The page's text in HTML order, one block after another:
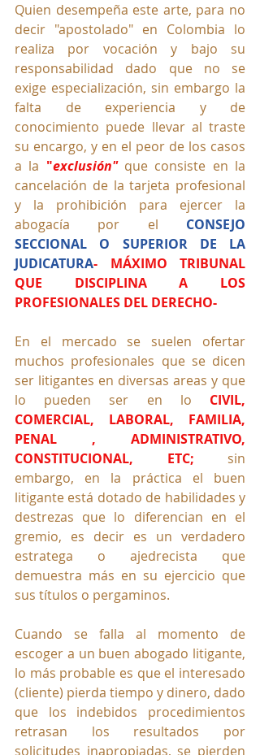
Quien desempeña este arte, para no
decir "apostolado" en Colombia lo
realiza por vocación y bajo su
responsabilidad dado que no se
exige especialización, sin embargo la
falta de experiencia y de
conocimiento puede llevar al traste
su encargo, y en el peor de los casos
a la "exclusión" que consiste en la
cancelación de la tarjeta profesional
y la prohibición para ejercer la
abogacía por el
CONSEJO
SECCIONAL O SUPERIOR DE LA
JUDICATURA- MÁXIMO TRIBUNAL
QUE DISCIPLINA A LOS
PROFESIONALES DEL DERECHO-
En el mercado se suelen ofertar
muchos profesionales que se dicen
ser litigantes en diversas areas y que
lo pueden ser en lo
CIVIL,
COMERCIAL, LABORAL, FAMILIA,
PENAL , ADMINISTRATIVO,
CONSTITUCIONAL, ETC; sin
embargo, en la práctica el buen
litigante está dotado de habilidades y
destrezas que lo diferencian en el
gremio, es decir es un verdadero
estratega o ajedrecista que
demuestra más en su ejercicio que
sus títulos o pergaminos.
Cuando se falla al momento de
escoger a un buen abogado litigante,
lo más probable es que el interesado
(cliente) pierda tiempo y dinero, dado
que los indebidos procedimientos
retrasan los resultados por
solicitudes inapropiadas, se pierden